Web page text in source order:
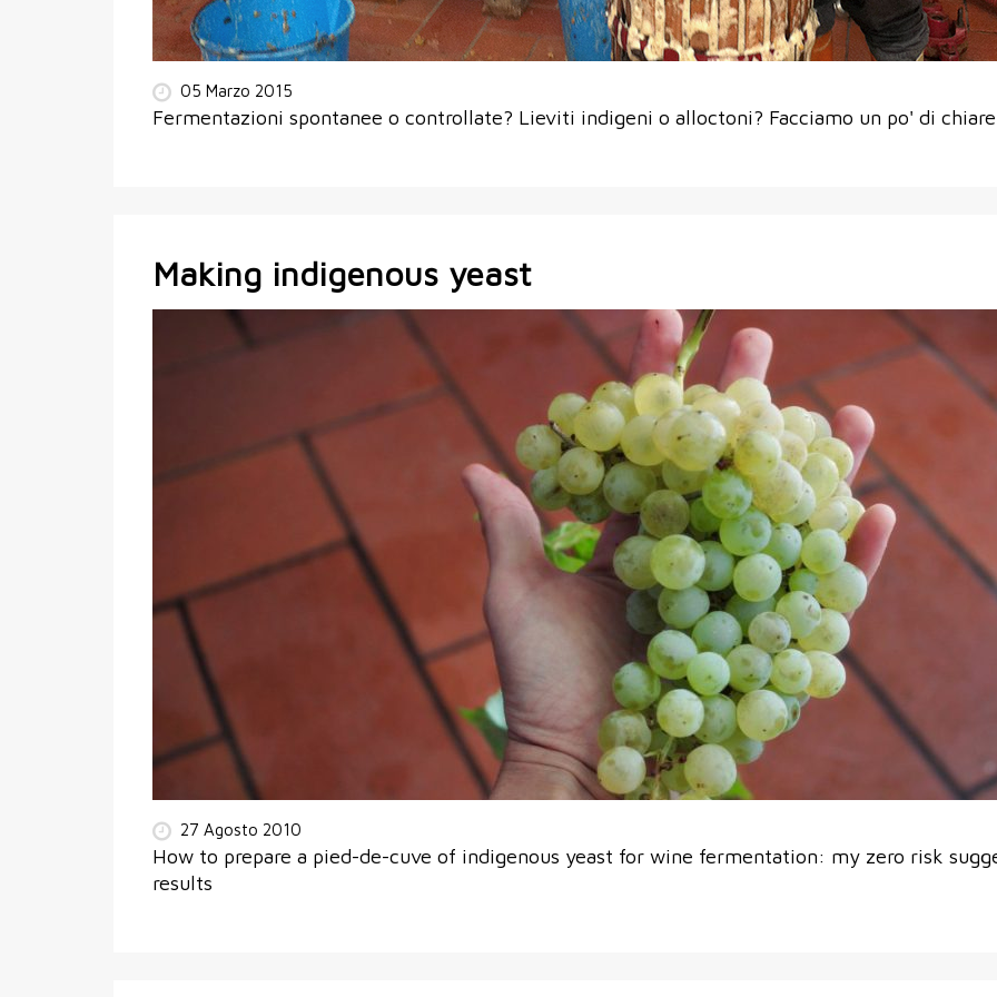
05 Marzo 2015
Fermentazioni spontanee o controllate? Lieviti indigeni o alloctoni? Facciamo un po' di
Making indigenous yeast
27 Agosto 2010
How to prepare a pied-de-cuve of indigenous yeast for wine fermentation: my zero risk
results